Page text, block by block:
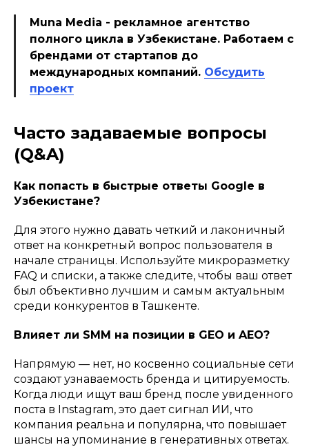
Muna Media - рекламное агентство
полного цикла в Узбекистане. Работаем с
брендами от стартапов до
международных компаний. Обсудить
проект
Часто задаваемые вопросы
(Q&A)
Как попасть в быстрые ответы Google в
Узбекистане?
Для этого нужно давать четкий и лаконичный
ответ на конкретный вопрос пользователя в
начале страницы. Используйте микроразметку
FAQ и списки, а также следите, чтобы ваш ответ
был объективно лучшим и самым актуальным
среди конкурентов в Ташкенте.
Влияет ли SMM на позиции в GEO и AEO?
Напрямую — нет, но косвенно социальные сети
создают узнаваемость бренда и цитируемость.
Когда люди ищут ваш бренд после увиденного
поста в Instagram, это дает сигнал ИИ, что
компания реальна и популярна, что повышает
шансы на упоминание в генеративных ответах.